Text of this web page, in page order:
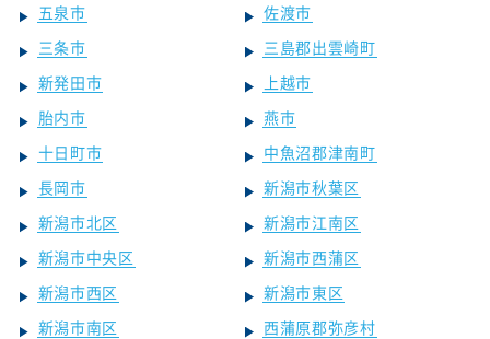
五泉市
佐渡市
三条市
三島郡出雲崎町
新発田市
上越市
胎内市
燕市
十日町市
中魚沼郡津南町
長岡市
新潟市秋葉区
新潟市北区
新潟市江南区
新潟市中央区
新潟市西蒲区
新潟市西区
新潟市東区
新潟市南区
西蒲原郡弥彦村